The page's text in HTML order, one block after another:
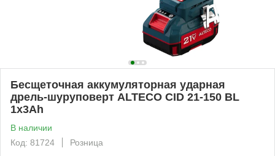
Бесщеточная аккумуляторная ударная
дрель-шуруповерт ALTECO CID 21-150 BL
1x3Ah
В наличии
Код: 81724
Розница